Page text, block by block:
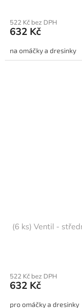
522 Kč bez DPH
632 Kč
na omáčky a dresinky
(6 ks) Ventil -
522 Kč bez DPH
632 Kč
pro omáčky a dresinky